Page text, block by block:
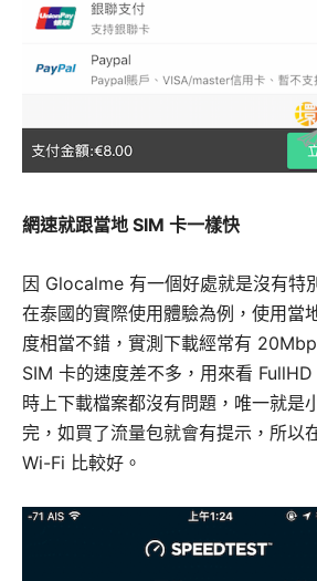
網速就跟當地 SIM 卡一樣快
因 Glocalme 有一個好處就是沒有特
在泰國的實際使用體驗為例，使用當
度相當不錯，實測下載經常有
SIM 卡的速度差不多，用來看
時上下載檔案都沒有問題，唯一就是
完，如買了流量包就會有提示，所以
Wi-Fi 比較好。